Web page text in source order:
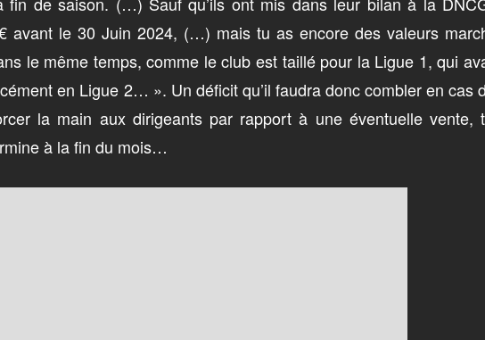
avant le 30 Juin 2024, (…) mais tu as encore des valeurs
le même temps, comme le club est taillé pour la Ligue 1, qui
en Ligue 2… ». Un déficit qu’il faudra donc combler en cas
la main aux dirigeants par rapport à une éventuelle vente,
à la fin du mois…